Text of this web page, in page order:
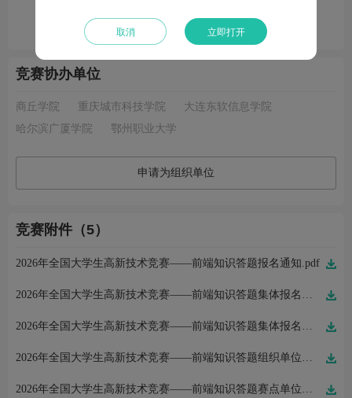
扫码关注公众号，获得更多竞赛信息
竞赛协办单位
商丘学院 重庆城市科技学院
大连东软信息学院
哈尔滨广厦学院
鄂州职业大学
申请为组织单位
竞赛附件（5）
2026年全国大学生高新技术竞赛——前端知识答题报名通知.pdf
2026年全国大学生高新技术竞赛——前端知识答题集体报名高校须知.pdf
2026年全国大学生高新技术竞赛——前端知识答题集体报名表.xls
2026年全国大学生高新技术竞赛——前端知识答题组织单位申请函.pdf
2026年全国大学生高新技术竞赛——前端知识答题赛点单位申请函.pdf
周*清 刚刚完成了报名
取消 立即打开